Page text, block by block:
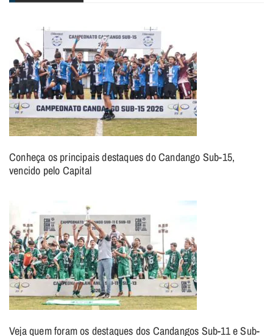
Conheça os principais destaques do Candango Sub-15,
vencido pelo Capital
Veja quem foram os destaques dos Candangos Sub-11 e Sub-